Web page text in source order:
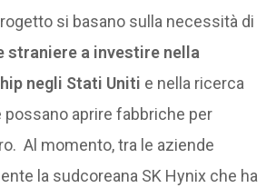
si basano sulla necessità di
straniere a investire nella
negli Stati Uniti e nella ricerca
possano aprire fabbriche per
Al momento, tra le aziende
la sudcoreana SK Hynix che ha